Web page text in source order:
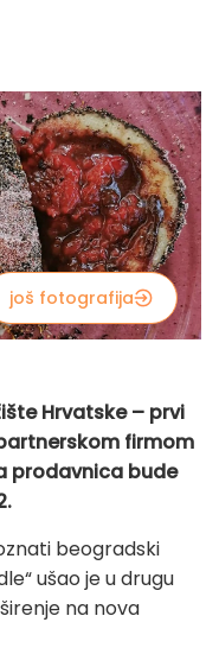
još fotografija
Hrvatske – prvi
firmom
prodavnica bude
beogradski
ušao je u drugu
na nova